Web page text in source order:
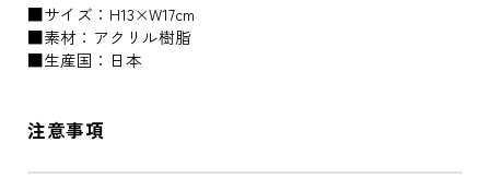
■サイズ：H13×W17cm
■素材：アクリル樹脂
■生産国：日本
注意事項